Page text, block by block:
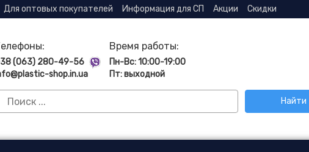
Для оптовых покупателей Информация для СП Акции Скидки
(063) 280-49-56
shop.in.ua
Время работы:
Пн-Вс: 10:00-19:00
Пт: выходной
Найти